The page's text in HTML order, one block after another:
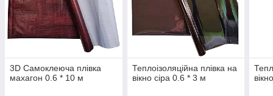
3D Самоклеюча плівка
махагон 0.6 * 10 м
Теплоізоляційна плівка на
вікно сіра 0.6 * 3 м